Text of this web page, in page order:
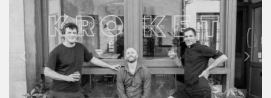
Précédent
Suivant